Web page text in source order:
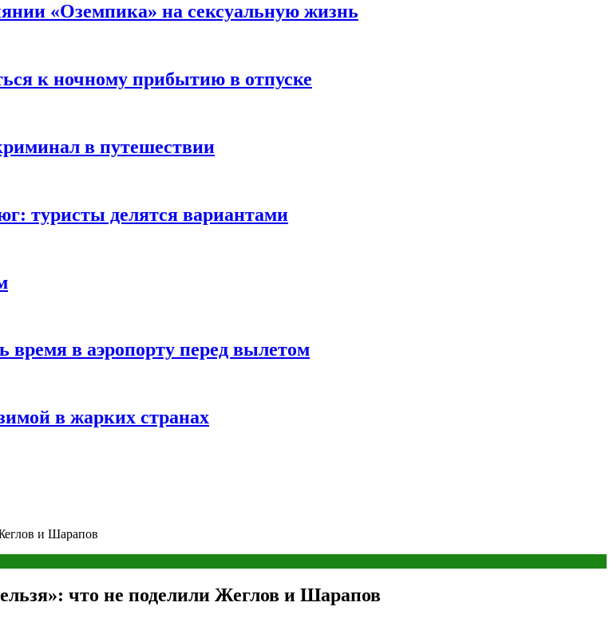
«Оземпика» на сексуальную жизнь
к ночному прибытию в отпуске
в путешествии
туристы делятся вариантами
время в аэропорту перед вылетом
в жарких странах
и Шарапов
что не поделили Жеглов и Шарапов